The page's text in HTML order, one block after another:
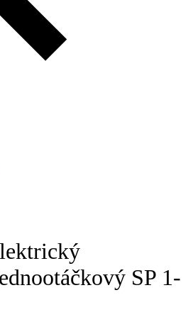
SP 1-